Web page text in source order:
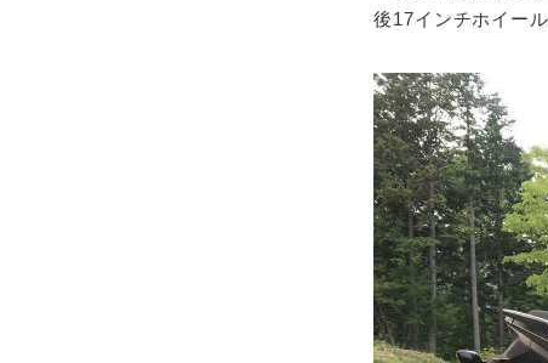
後17インチホイー